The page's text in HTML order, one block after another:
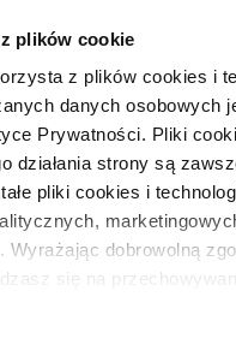
plików cookie
z plików cookies i
danych osobowych
Prywatności. Pliki
działania strony są
pliki cookies i
Wyrażając dobrowolną
się na
i technologie